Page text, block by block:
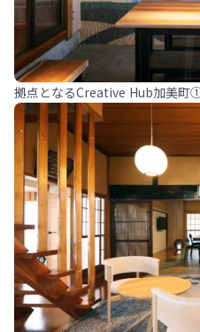
拠点となるCreative Hub加美町